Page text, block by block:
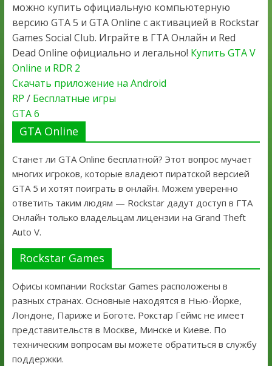
можно купить официальную компьютерную
версию GTA 5 и GTA Online с активацией в Rockstar
Games Social Club. Играйте в ГТА Онлайн и Red
Dead Online официально и легально! Купить GTA V
Online и RDR 2
Скачать приложение на Android
RP / Бесплатные игры
GTA 6
GTA Online
Станет ли GTA Online бесплатной? Этот вопрос мучает
многих игроков, которые владеют пиратской версией
GTA 5 и хотят поиграть в онлайн. Можем уверенно
ответить таким людям — Rockstar дадут доступ в ГТА
Онлайн только владельцам лицензии на Grand Theft
Auto V.
Rockstar Games
Офисы компании Rockstar Games расположены в
разных странах. Основные находятся в Нью-Йорке,
Лондоне, Париже и Боготе. Рокстар Геймс не имеет
представительств в Москве, Минске и Киеве. По
техническим вопросам вы можете обратиться в службу
поддержки.